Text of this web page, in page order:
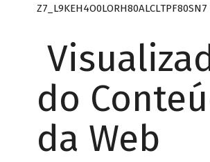
Z7_L9KEH4O0LORH80ALCLTPF80SN7
do
da Web